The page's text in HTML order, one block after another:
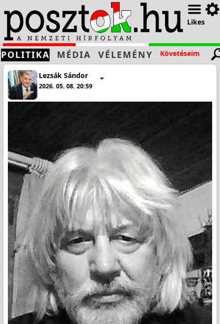
Likes
POLITIKA MÉDIA VÉLEMÉNY Követéseim
Lezsák Sándor
2026. 05. 08. 20:59